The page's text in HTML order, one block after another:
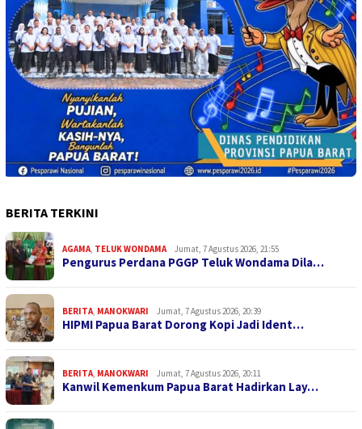
BERITA TERKINI
AGAMA, TELUK WONDAMA Jumat, 7 Agustus 2026, 21:55
Pengurus Perdana PGGP Teluk Wondama Dila…
BERITA, MANOKWARI Jumat, 7 Agustus 2026, 20:39
HIPMI Papua Barat Dorong Kopi Jadi Ident…
BERITA, MANOKWARI Jumat, 7 Agustus 2026, 20:11
Kanwil Kemenkum Papua Barat Hadirkan Lay…